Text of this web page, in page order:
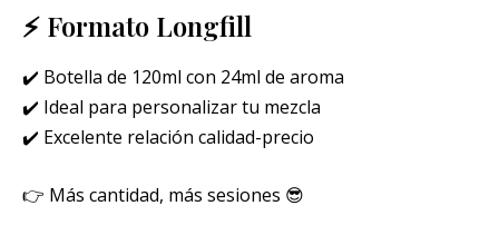
⚡ Formato Longfill
✔️ Botella de 120ml con 24ml de aroma
✔️ Ideal para personalizar tu mezcla
✔️ Excelente relación calidad-precio
👉 Más cantidad, más sesiones 😎